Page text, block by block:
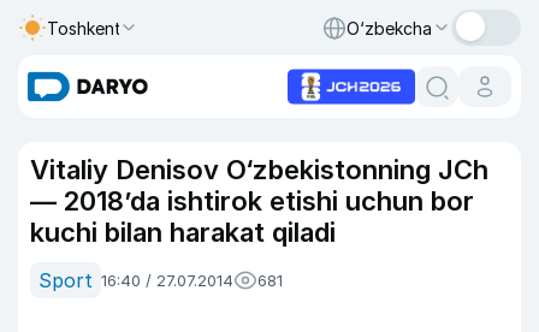
Toshkent O‘zbekcha
Vitaliy Denisov O‘zbekistonning JCh
— 2018’da ishtirok etishi uchun bor
kuchi bilan harakat qiladi
Sport 16:40 / 27.07.2014 681